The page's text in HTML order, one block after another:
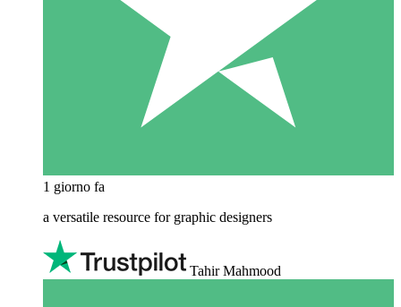
1 giorno fa
a versatile resource for graphic designers
Tahir Mahmood